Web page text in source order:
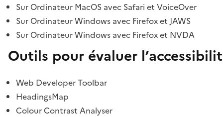
Sur Ordinateur MacOS avec Safari et VoiceOver
Sur Ordinateur Windows avec Firefox et JAWS
Sur Ordinateur Windows avec Firefox et NVDA
Outils pour évaluer
Web Developer Toolbar
HeadingsMap
Colour Contrast Analyser